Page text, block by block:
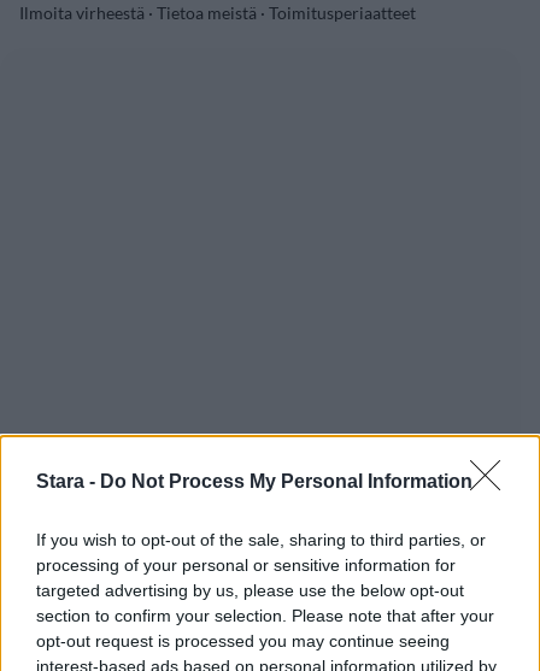
Stara - Do Not Process My Personal Information
If you wish to opt-out of the sale, sharing to third parties, or
processing of your personal or sensitive information for
targeted advertising by us, please use the below opt-out
section to confirm your selection. Please note that after your
opt-out request is processed you may continue seeing
interest-based ads based on personal information utilized by
Ilmoita virheestä · Tietoa meistä · Toimitusperiaatteet